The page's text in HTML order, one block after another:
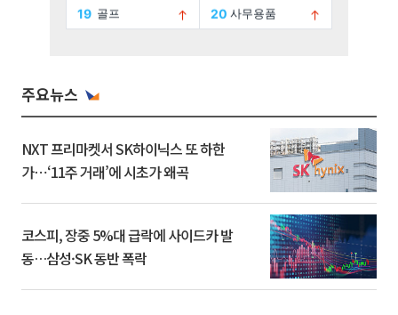
주요뉴스
NXT 프리마켓서 SK하이닉스 또 하한
가⋯‘11주 거래’에 시초가 왜곡
코스피, 장중 5%대 급락에 사이드카 발
동…삼성·SK 동반 폭락